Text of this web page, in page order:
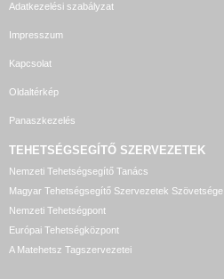
Adatkezelési szabályzat
Impresszum
Kapcsolat
Oldaltérkép
Panaszkezelés
TEHETSÉGSEGÍTŐ SZERVEZETEK
Nemzeti Tehetségsegítő Tanács
Magyar Tehetségsegítő Szervezetek Szövetsége
Nemzeti Tehetségpont
Európai Tehetségközpont
A Matehetsz Tagszervezetei